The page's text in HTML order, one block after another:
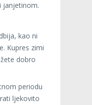
janjetinom.
kao ni
Kupres zimi
dobro
periodu
ljekovito